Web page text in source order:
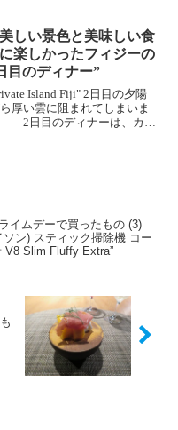
しい景色と美味しい食
楽しかったフィジーの
目のディナー”
Island Fiji" 2日目の夕陽
厚い雲に阻まれてしまいま
目のディナーは、カレ
イムデーで買ったもの (3)
ソン) スティック掃除機 コー
V8 Slim Fluffy Extra”